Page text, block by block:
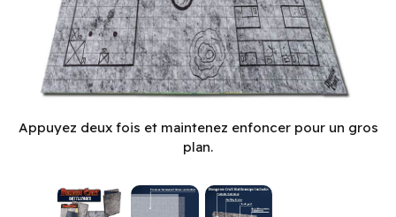
Appuyez deux fois et maintenez enfoncer pour un gros
plan.